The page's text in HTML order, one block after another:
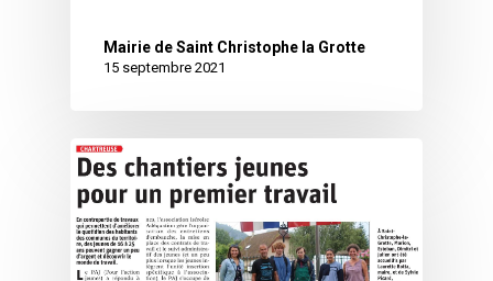
Mairie de Saint Christophe la Grotte
15 septembre 2021